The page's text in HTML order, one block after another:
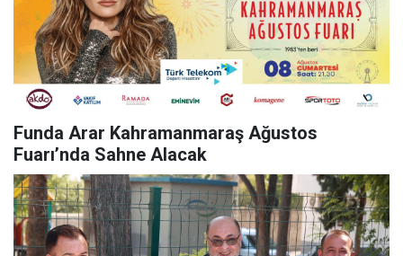
Funda Arar Kahramanmaraş Ağustos
Fuarı’nda Sahne Alacak